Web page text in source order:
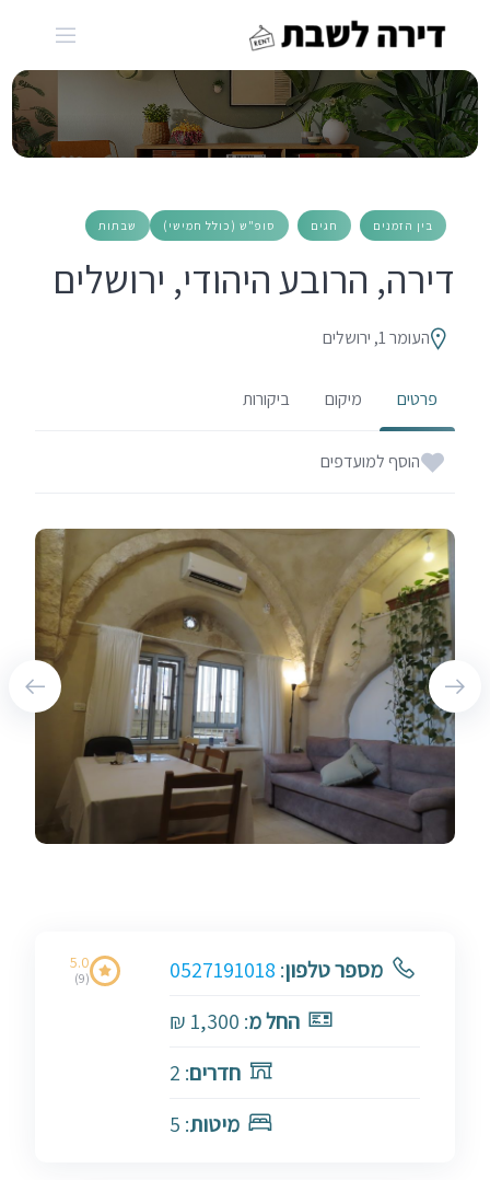
בין הזמנים חגים סופ"ש (כולל חמישי) שבתות
דירה, הרובע היהודי, ירושלים
העומר 1, ירושלים
פרטים מיקום ביקורות
הוסף למועדפים
מספר טלפון:
0527191018
החל מ: 1,300 ₪
חדרים: 2
מיטות: 5
5.0
(9)